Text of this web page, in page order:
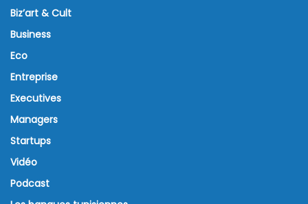
Biz’art & Cult
Business
Eco
Entreprise
Executives
Managers
Startups
Vidéo
Podcast